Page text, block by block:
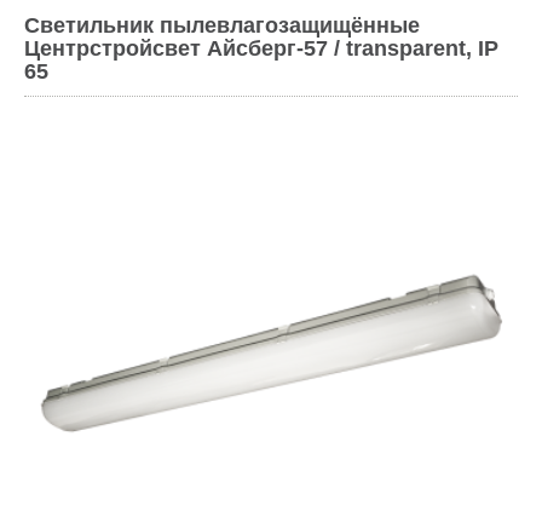
Cветильник пылевлагозащищённые
Центрстройсвет Айсберг-57 / transparent, IP
65